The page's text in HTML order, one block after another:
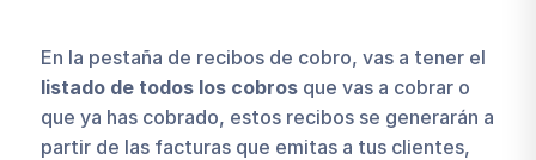
En la pestaña de recibos de cobro, vas a tener el
listado de todos los cobrosque vas a cobrar o
que ya has cobrado, estos recibos se generarán a
partir de las facturas que emitas a tus clientes,